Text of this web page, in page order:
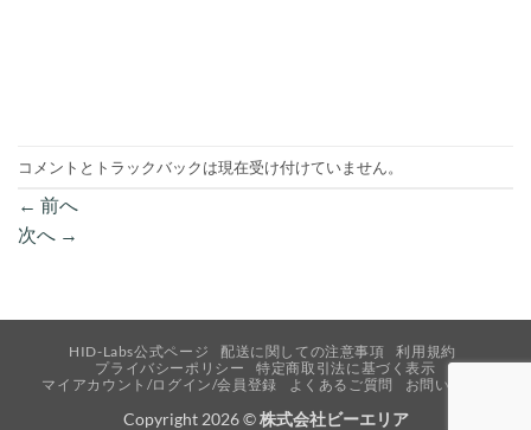
コメントとトラックバックは現在受け付けていません。
← 前へ
次へ →
HID-Labs公式ページ 配送に関しての注意事項
利用規約
プライバシーポリシー
特定商取引法に基づく表示
マイアカウント/ログイン/会員登録
よくあるご質問 お問い合わせ
Copyright 2026 ©株式会社ビーエリア